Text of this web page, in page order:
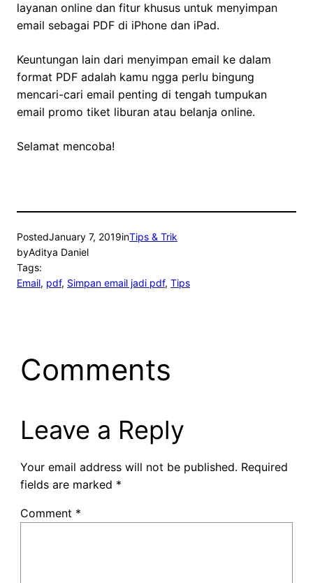
layanan online dan fitur khusus untuk menyimpan
email sebagai PDF di iPhone dan iPad.
Keuntungan lain dari menyimpan email ke dalam
format PDF adalah kamu ngga perlu bingung
mencari-cari email penting di tengah tumpukan
email promo tiket liburan atau belanja online.
Selamat mencoba!
PostedJanuary 7, 2019inTips & Trik
byAditya Daniel
Tags:
Email, pdf, Simpan email jadi pdf, Tips
Comments
Leave a Reply
Your email address will not be published. Required
fields are marked *
Comment *